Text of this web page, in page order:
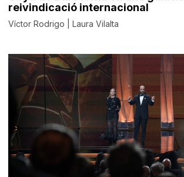
reivindicació internacional
Víctor Rodrigo | Laura Vilalta